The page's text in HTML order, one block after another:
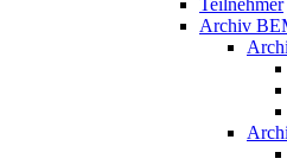
Archiv